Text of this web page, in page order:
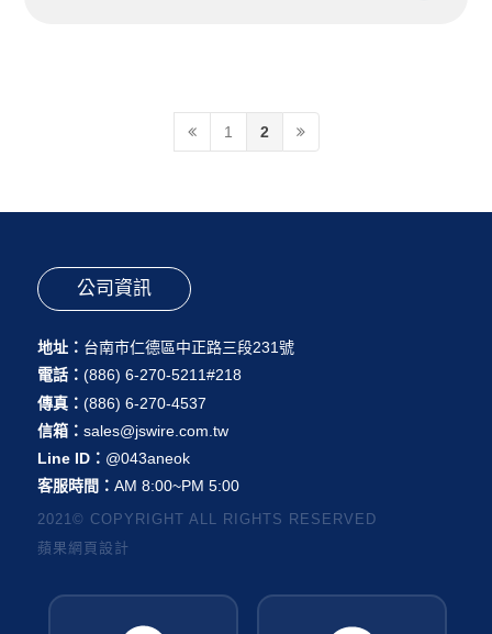
1 2
公司資訊
地址： 台南市仁德區中正路三段231號
電話： (886) 6-270-5211#218
傳真： (886) 6-270-4537
信箱： sales@jswire.com.tw
Line ID： @043aneok
客服時間： AM 8:00~PM 5:00
2021© COPYRIGHT ALL RIGHTS RESERVED
蘋果網頁設計